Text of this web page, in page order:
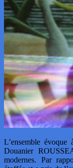
L’ensemble
Douanier
modernes. Par